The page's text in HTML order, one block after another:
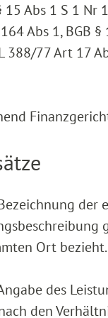
15 Abs 1 S 1 Nr
Abs 1, BGB
388/77 Art 17
der
Ort bezieht.
des
den